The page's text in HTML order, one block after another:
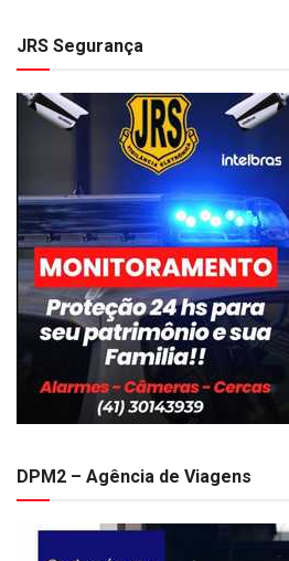
JRS Segurança
DPM2 – Agência de Viagens